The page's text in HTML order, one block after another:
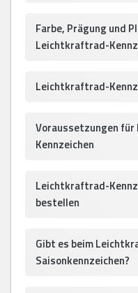
Farbe, Prägung und
Leichtkraftrad-
Leichtkraftrad-
Voraussetzungen
Kennzeichen
Leichtkraftrad-
bestellen
Gibt es beim
Saisonkennzeichen?